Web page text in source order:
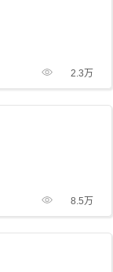
2.3万
8.5万